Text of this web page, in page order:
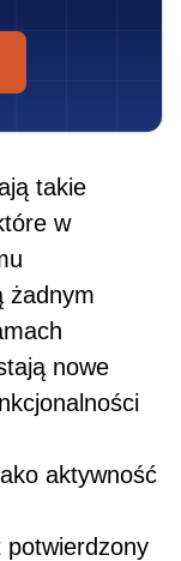
takie
w
żadnym
nowe
aktywność
potwierdzony